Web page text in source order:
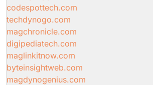
codespottech.com
techdynogo.com
magchronicle.com
digipediatech.com
maglinkitnow.com
byteinsightweb.com
magdynogenius.com